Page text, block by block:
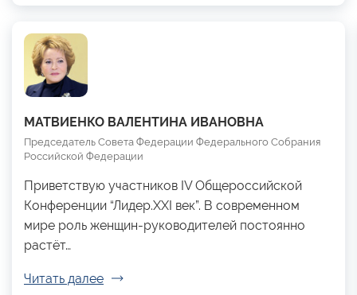
МАТВИЕНКО ВАЛЕНТИНА ИВАНОВНА
Председатель Совета Федерации Федерального Собрания
Российской Федерации
Приветствую участников IV Общероссийской
Конференции “Лидер.XXI век”. В современном
мире роль женщин-руководителей постоянно
растёт…
Читать далее